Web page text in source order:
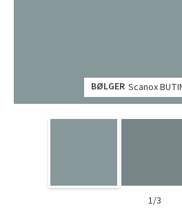
BØLGER Scanox
1/3